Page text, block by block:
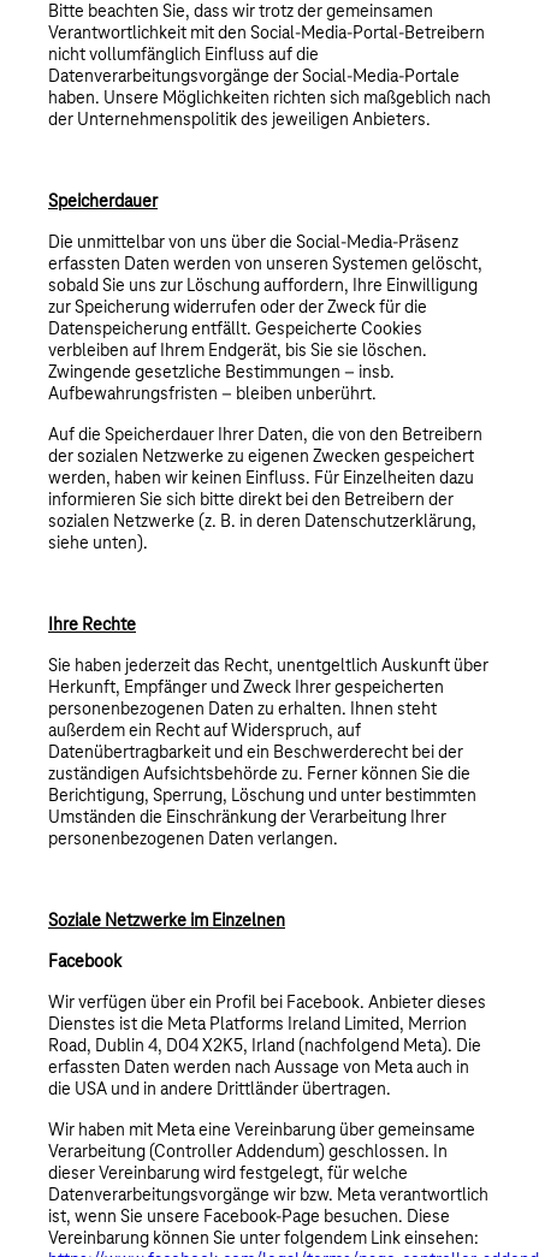
Bitte beachten Sie, dass wir trotz der gemeinsamen
Verantwortlichkeit mit den Social-Media-Portal-Betreibern
nicht vollumfänglich Einfluss auf die
Datenverarbeitungsvorgänge der Social-Media-Portale
haben. Unsere Möglichkeiten richten sich maßgeblich nach
der Unternehmenspolitik des jeweiligen Anbieters.
Speicherdauer
Die unmittelbar von uns über die Social-Media-Präsenz
erfassten Daten werden von unseren Systemen gelöscht,
sobald Sie uns zur Löschung auffordern, Ihre Einwilligung
zur Speicherung widerrufen oder der Zweck für die
Datenspeicherung entfällt. Gespeicherte Cookies
verbleiben auf Ihrem Endgerät, bis Sie sie löschen.
Zwingende gesetzliche Bestimmungen – insb.
Aufbewahrungsfristen – bleiben unberührt.
Auf die Speicherdauer Ihrer Daten, die von den Betreibern
der sozialen Netzwerke zu eigenen Zwecken gespeichert
werden, haben wir keinen Einfluss. Für Einzelheiten dazu
informieren Sie sich bitte direkt bei den Betreibern der
sozialen Netzwerke (z. B. in deren Datenschutzerklärung,
siehe unten).
Ihre Rechte
Sie haben jederzeit das Recht, unentgeltlich Auskunft über
Herkunft, Empfänger und Zweck Ihrer gespeicherten
personenbezogenen Daten zu erhalten. Ihnen steht
außerdem ein Recht auf Widerspruch, auf
Datenübertragbarkeit und ein Beschwerderecht bei der
zuständigen Aufsichtsbehörde zu. Ferner können Sie die
Berichtigung, Sperrung, Löschung und unter bestimmten
Umständen die Einschränkung der Verarbeitung Ihrer
personenbezogenen Daten verlangen.
Soziale Netzwerke im Einzelnen
Facebook
Wir verfügen über ein Profil bei Facebook. Anbieter dieses
Dienstes ist die Meta Platforms Ireland Limited, Merrion
Road, Dublin 4, D04 X2K5, Irland (nachfolgend Meta). Die
erfassten Daten werden nach Aussage von Meta auch in
die USA und in andere Drittländer übertragen.
Wir haben mit Meta eine Vereinbarung über gemeinsame
Verarbeitung (Controller Addendum) geschlossen. In
dieser Vereinbarung wird festgelegt, für welche
Datenverarbeitungsvorgänge wir bzw. Meta verantwortlich
ist, wenn Sie unsere Facebook-Page besuchen. Diese
Vereinbarung können Sie unter folgendem Link einsehen: